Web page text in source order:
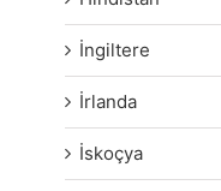
İngiltere
İrlanda
İskoçya